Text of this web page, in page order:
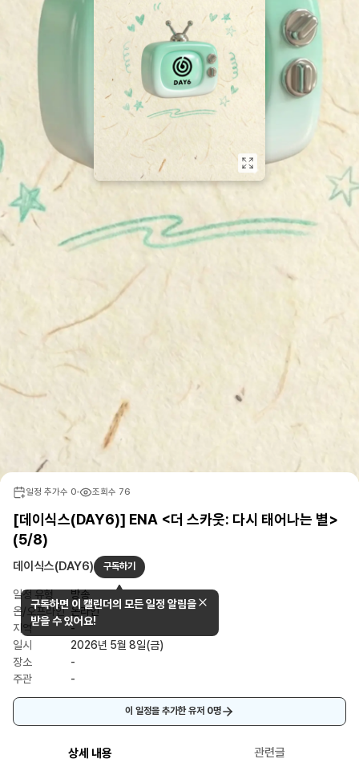
일정 추가수 0 조회수 76
[데이식스(DAY6)] ENA <더 스카웃: 다시 태어나는 별>
(5/8)
데이식스(DAY6) 구독하기
일정 유형
방송
온/오프라인 온라인
지역
-
일시
2026년 5월 8일(금)
장소
-
주관
-
이 일정을 추가한 유저 0명
상세 내용 관련글
구독하면 이 캘린더의 모든 일정 알림을
받을 수 있어요!